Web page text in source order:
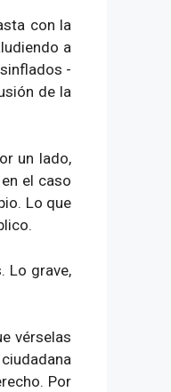
con la
a
-
de la
un lado,
el caso
Lo que
Lo grave,
vérselas
Por